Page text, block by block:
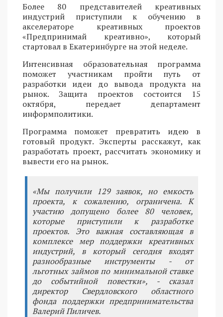
Более 80 представителей креативных
индустрий приступили к обучению в
акселераторе креативных проектов
«Предпринимай креативно», который
стартовал в Екатеринбурге на этой неделе.
Интенсивная образовательная программа
поможет участникам пройти путь от
разработки идеи до вывода продукта на
рынок. Защита проектов состоится 15
октября, передает департамент
информполитики.
Программа поможет превратить идею в
готовый продукт. Эксперты расскажут, как
разработать проект, рассчитать экономику и
вывести его на рынок.
«Мы получили 129 заявок, но емкость
проекта, к сожалению, ограничена. К
участию допущено более 80 человек,
которые приступили к разработке
проектов. Это важная составляющая в
комплексе мер поддержки креативных
индустрий, в который сегодня входят
разнообразные инструменты - от
льготных займов по минимальной ставке
до событийной повестки», - сказал
директор Свердловского областного
фонда поддержки предпринимательства
Валерий Пиличев.